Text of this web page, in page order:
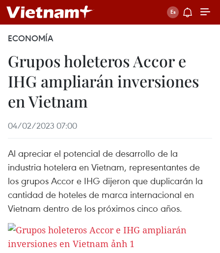
ECONOMÍA
Grupos holeteros Accor e
IHG ampliarán inversiones
en Vietnam
04/02/2023 07:00
Al apreciar el potencial de desarrollo de la
industria hotelera en Vietnam, representantes de
los grupos Accor e IHG dijeron que duplicarán la
cantidad de hoteles de marca internacional en
Vietnam dentro de los próximos cinco años.